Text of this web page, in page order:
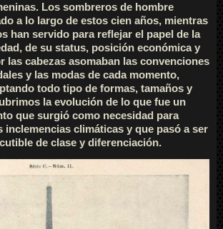
Los sombreros de hombre
a lo largo de estos cien años, mientras
han servido para reflejar el papel de la
de su status, posición económica y
las cabezas asomaban las convenciones
y las modas de cada momento,
todo tipo de formas, tamaños y
la evolución de lo que fue un
que surgió como necesidad para
inclemencias climáticas y que pasó a ser
de clase y diferenciación.